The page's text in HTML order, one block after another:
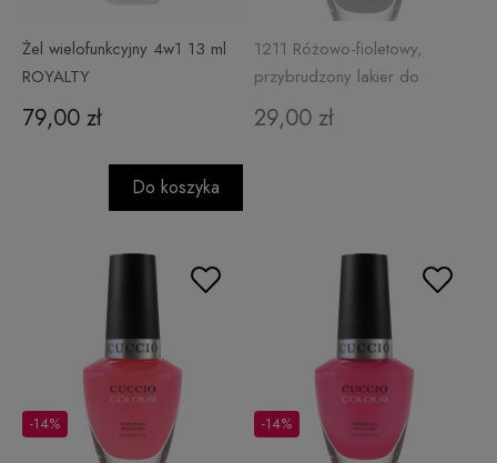
Żel wielofunkcyjny 4w1 13 ml
ROYALTY
79,00 zł
Do koszyka
1211 Różowo-fioletowy,
przybrudzony lakier do
paznokci 13 ml ON POINTE
29,00 zł
-14% -14%